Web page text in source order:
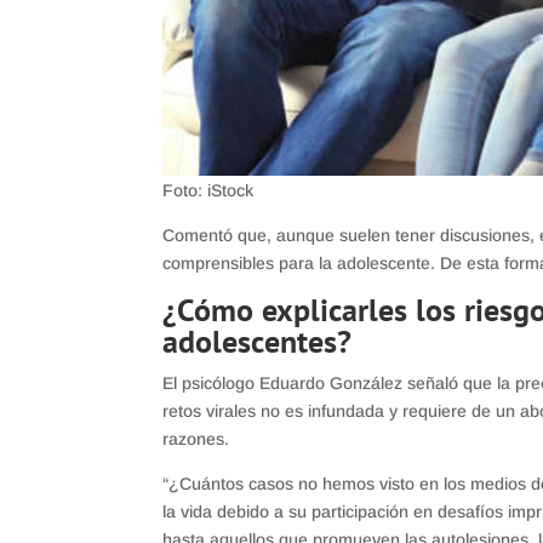
Foto: iStock
Comentó que, aunque suelen tener
comprensibles para la adolescente. De esta
¿Cómo explicarles los
adolescentes?
El psicólogo Eduardo González señaló que la
retos virales no es infundada y requiere de un
razones.
“¿Cuántos casos no hemos visto en los medios
la vida debido a su participación en desafíos
hasta aquellos que promueven las